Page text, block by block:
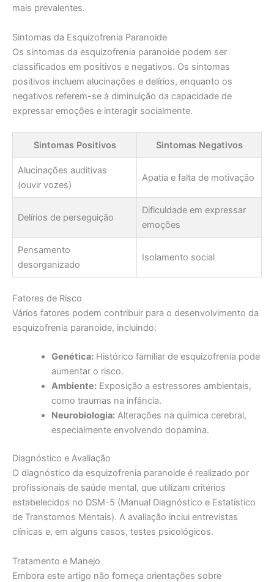
mais prevalentes.
Sintomas da Esquizofrenia Paranoide
Os sintomas da esquizofrenia paranoide podem ser
classificados em positivos e negativos. Os sintomas
positivos incluem alucinações e delírios, enquanto os
negativos referem-se à diminuição da capacidade de
expressar emoções e interagir socialmente.
Sintomas Positivos Sintomas Negativos
Alucinações auditivas
(ouvir vozes)
Apatia e falta de motivação
Delírios de perseguição
Dificuldade em expressar
emoções
Pensamento
desorganizado
Isolamento social
Fatores de Risco
Vários fatores podem contribuir para o desenvolvimento da
esquizofrenia paranoide, incluindo:
Genética:Histórico familiar de esquizofrenia pode
aumentar o risco.
Ambiente:Exposição a estressores ambientais,
como traumas na infância.
Neurobiologia:Alterações na química cerebral,
especialmente envolvendo dopamina.
Diagnóstico e Avaliação
O diagnóstico da esquizofrenia paranoide é realizado por
profissionais de saúde mental, que utilizam critérios
estabelecidos no DSM-5 (Manual Diagnóstico e Estatístico
de Transtornos Mentais). A avaliação inclui entrevistas
clínicas e, em alguns casos, testes psicológicos.
Tratamento e Manejo
Embora este artigo não forneça orientações sobre